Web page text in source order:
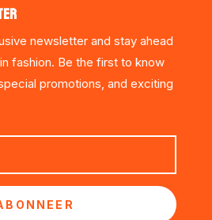
newsletter and stay ahead
fashion. Be the first to know
promotions, and exciting